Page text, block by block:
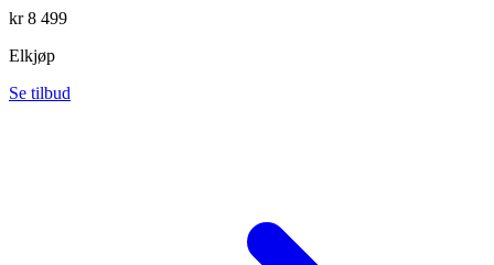
kr8 499
Elkjøp
Se tilbud